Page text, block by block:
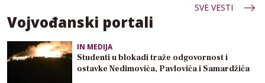
SVE VESTI
Vojvođanski portali
IN MEDIJA
Studenti u blokadi traže odgovornost i
ostavke Nedimovića, Pavlovića i Samardžića